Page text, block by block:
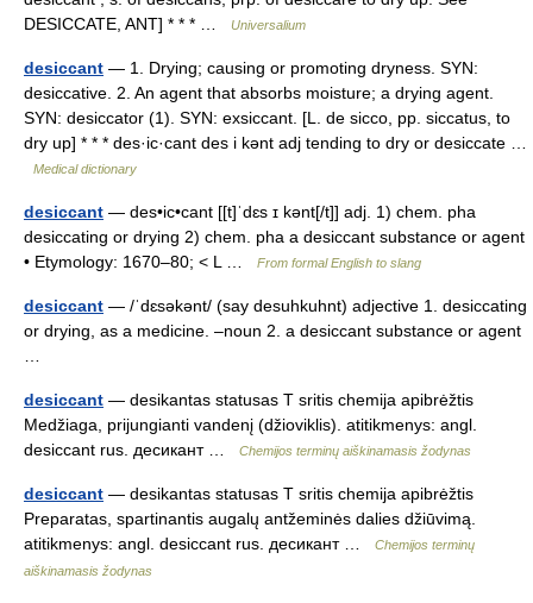
DESICCATE, ANT] * * * …
Universalium
desiccant — 1. Drying; causing or promoting dryness. SYN:
desiccative. 2. An agent that absorbs moisture; a drying agent.
SYN: desiccator (1). SYN: exsiccant. [L. de sicco, pp. siccatus, to
dry up] * * * des·ic·cant des i kənt adj tending to dry or desiccate …
Medical dictionary
desiccant — des•ic•cant [[t]ˈdɛs ɪ kənt[/t]] adj. 1) chem. pha
desiccating or drying 2) chem. pha a desiccant substance or agent
• Etymology: 1670–80; < L …
From formal English to slang
desiccant — /ˈdɛsəkənt/ (say desuhkuhnt) adjective 1. desiccating
or drying, as a medicine. –noun 2. a desiccant substance or agent
desiccant — desikantas statusas T sritis chemija apibrėžtis
Medžiaga, prijungianti vandenį (džioviklis). atitikmenys: angl.
desiccant rus. десикант …
Chemijos terminų aiškinamasis žodynas
desiccant — desikantas statusas T sritis chemija apibrėžtis
Preparatas, spartinantis augalų antžeminės dalies džiūvimą.
atitikmenys: angl. desiccant rus. десикант …
Chemijos terminų
aiškinamasis žodynas